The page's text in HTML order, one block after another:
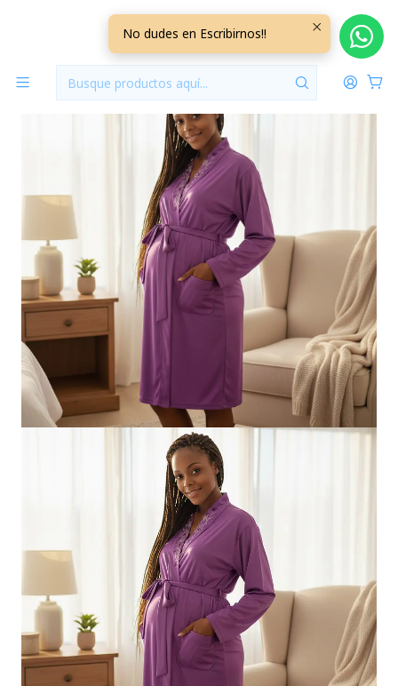
Inicio Bata Algodón Morada Talla XXL
No dudes en Escribirnos!!